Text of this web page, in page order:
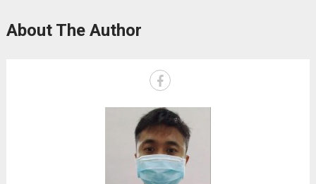
About The Author